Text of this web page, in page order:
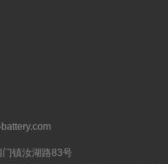
镇汝湖路83号